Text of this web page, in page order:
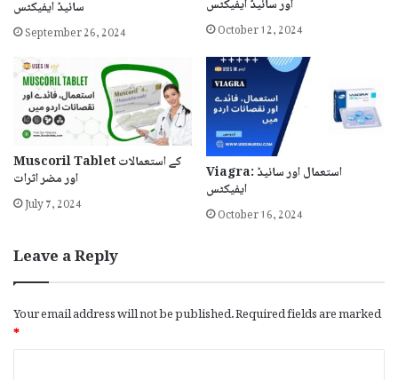
سائیڈ ایفیکٹس
September 26, 2024
اور سائیڈ ایفیکٹس
October 12, 2024
Muscoril Tablet کے استعمالات
اور مضر اثرات
July 7, 2024
Viagra: استعمال اور سائیڈ
ایفیکٹس
October 16, 2024
Leave a Reply
Your email address will not be published.Required fields are marked
*